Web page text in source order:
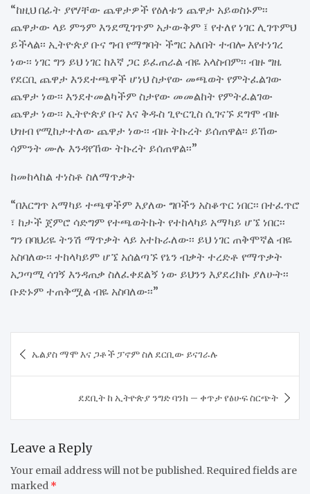
“ከዚህ በፊት ያየሃቸው ጨዋታዎች የዕለቱን ጨዋታ አይወስኑም፡፡
ጨዋታው ላይ ምንም እንደሚገጥም አታውቅም ፤ የተለየ ነገር ሊገጥምህ
ይችላል፡፡ ኢትዮጵያ ቡና ግብ የማግባት ችግር አለበት ተብሎ እየተነገረ
ነው፡፡ ነገር ግን ይህ ነገር ከእኛ ጋር ይፈጠራል ብዬ አላስብም፡፡ ብዙ ግዜ
የደርቢ ጨዋታ እንደተጫዋች ሆነህ ስታየው መጫወት የምትፈልገው
ጨዋታ ነው፡፡ እንደተመልካችም ስታየው መመልከት የምትፈልገው
ጨዋታ ነው፡፡ ኢትዮጵያ ቡና እና ቅዱስ ጊዮርጊስ ሲገናኙ ደግሞ ብዙ
ህዝብ የሚከታተለው ጨዋታ ነው፡፡ ብዙ ትኩረት ይሰጠዋል፡፡ ይኸው
ሳምንት ሙሉ እንዳየኸው ትኩረት ይሰጠዋል፡፡”
ከመከላከል ተነስቶ ስለማጥቃት
“በእርግጥ አማካይ ተጫዋችም እያለው ግቦችን አስቆጥር ነበር፡፡ በተፈጥሮ
፣ ከታች ጀምሮ ሳድግም የተጫወትኩት የተከላካይ አማካይ ሆኜ ነበር፡፡
ግን በባህሪዬ ትንሽ ማጥቃት ላይ አተኩራለው፡፡ ይህ ነገር ጠቅሞኛል ብዬ
አስባለው፡፡ ተከላካይም ሆኜ አሰልጣኙ የኔን ብቃት ተረድቶ የማጥቃት
አጋጣሚ ሳገኝ እንዳጠቃ ስለፈቀደልኝ ነው ይህንን እያደረክኩ ያለሁት፡፡
ቡድኑም ተጠቅሟል ብዬ አስባለው፡፡”
navigation
ኤልያስ ማሞ እና ጋቶች ፓኖም ስለ ደርቢው ይናገራሉ
ደደቢት ከ ኢትዮጵያ ንግድ ባንክ – ቀጥታ የፅሁፍ ስርጭት
Leave a Reply
Your email address will not be published. Required fields are
marked *